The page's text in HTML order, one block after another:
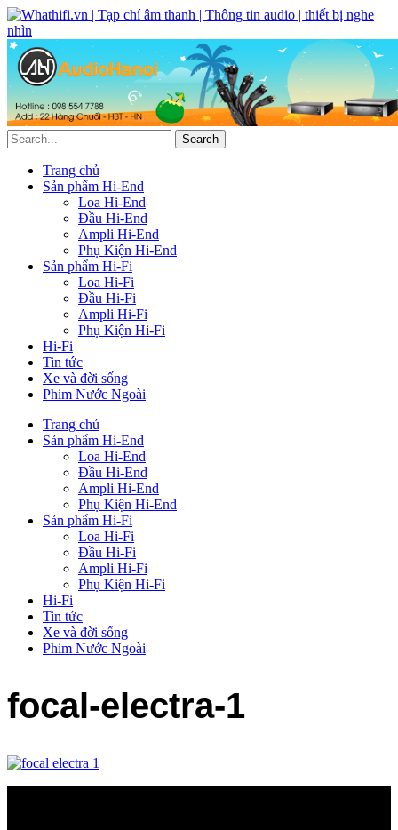
Trang chủ
Sản phẩm Hi-End
Loa Hi-End
Đầu Hi-End
Ampli Hi-End
Phụ Kiện Hi-End
Sản phẩm Hi-Fi
Loa Hi-Fi
Đầu Hi-Fi
Ampli Hi-Fi
Phụ Kiện Hi-Fi
Hi-Fi
Tin tức
Xe và đời sống
Phim Nước Ngoài
Trang chủ
Sản phẩm Hi-End
Loa Hi-End
Đầu Hi-End
Ampli Hi-End
Phụ Kiện Hi-End
Sản phẩm Hi-Fi
Loa Hi-Fi
Đầu Hi-Fi
Ampli Hi-Fi
Phụ Kiện Hi-Fi
Hi-Fi
Tin tức
Xe và đời sống
Phim Nước Ngoài
focal-electra-1